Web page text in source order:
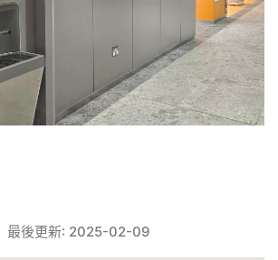
最後更新: 2025-02-09